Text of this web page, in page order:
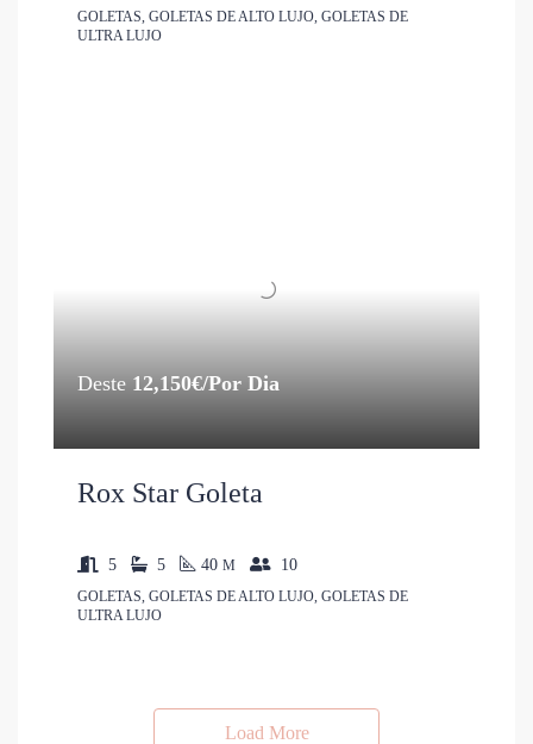
GOLETAS, GOLETAS DE ALTO LUJO, GOLETAS DE
ULTRA LUJO
Deste 12,150€/Por Dia
Rox Star Goleta
5 5 40 M 10
GOLETAS, GOLETAS DE ALTO LUJO, GOLETAS DE
ULTRA LUJO
Load More